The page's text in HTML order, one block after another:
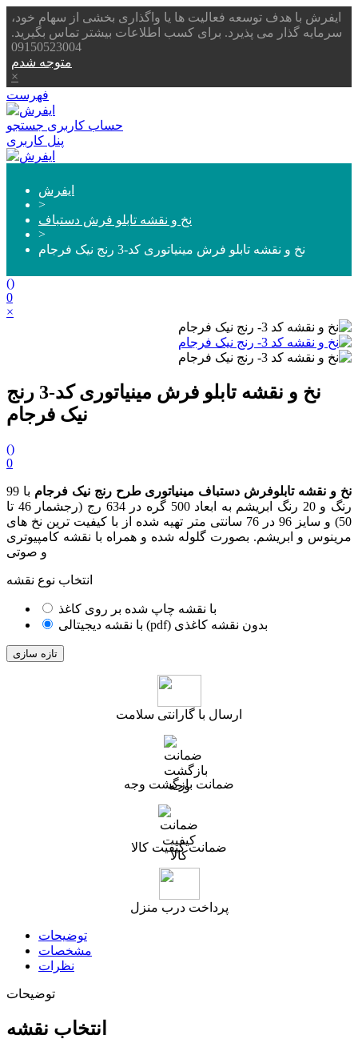
ایفرش با هدف توسعه فعالیت ها یا واگذاری بخشی از سهام خود،
سرمایه گذار می پذیرد. برای کسب اطلاعات بیشتر تماس بگیرید.
09150523004
متوجه شدم
×
فهرست
حساب کاربری جستجو
پنل کاربری
ایفرش
>
نخ و نقشه تابلو فرش دستباف
>
نخ و نقشه تابلو فرش مینیاتوری کد-3 رنج نیک فرجام
()
0
×
نخ و نقشه تابلو فرش مینیاتوری کد-3 رنج
نیک فرجام
()
0
نخ و نقشه تابلوفرش دستباف مینیاتوری طرح رنج نیک فرجام
با 99
رنگ و 20 رنگ ابریشم به ابعاد 500 گره در 634 رج (رجشمار 46
تا
50
) و سایز 96 در 76 سانتی متر تهیه شده از با کیفیت ترین نخ های
مرینوس و ابریشم. بصورت گلوله شده و همراه با نقشه کامپیوتری
و صوتی
انتخاب نوع نقشه
با نقشه چاپ شده بر روی کاغذ
با نقشه دیجیتالی (pdf) بدون نقشه کاغذی
ارسال با گارانتی سلامت
ضمانت بازگشت وجه
ضمانت کیفیت کالا
پرداخت درب منزل
توضیحات
مشخصات
نظرات
توضیحات
انتخاب نقشه